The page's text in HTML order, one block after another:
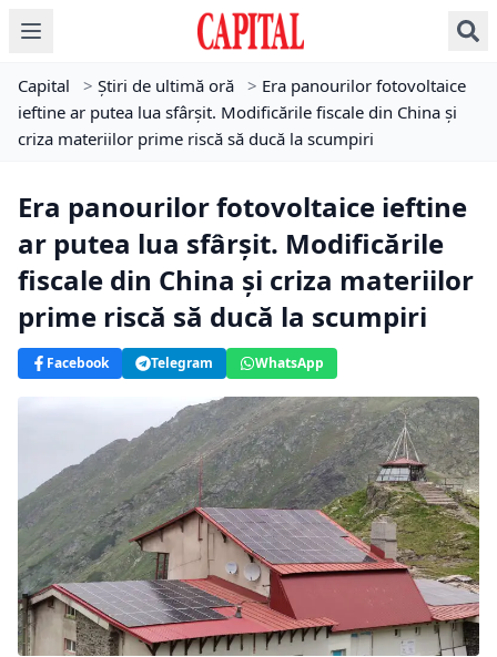
Capital > Știri de ultimă oră > Era panourilor fotovoltaice
ieftine ar putea lua sfârșit. Modificările fiscale din China și
criza materiilor prime riscă să ducă la scumpiri
Era panourilor fotovoltaice ieftine
ar putea lua sfârșit. Modificările
fiscale din China și criza materiilor
prime riscă să ducă la scumpiri
Facebook Telegram WhatsApp